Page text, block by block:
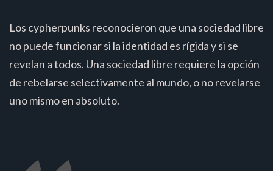
Los cypherpunks reconocieron que una sociedad libre
no puede funcionar si la identidad es rígida y si se
revelan a todos. Una sociedad libre requiere la opción
de rebelarse selectivamente al mundo, o no revelarse
uno mismo en absoluto.